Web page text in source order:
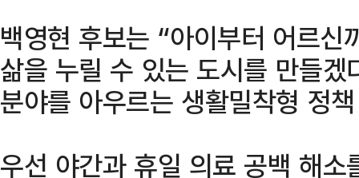
백영현 후보는 “아이부터 어르
삶을 누릴 수 있는 도시를 만들겠
분야를 아우르는 생활밀착형 정
우선 야간과 휴일 의료 공백 해